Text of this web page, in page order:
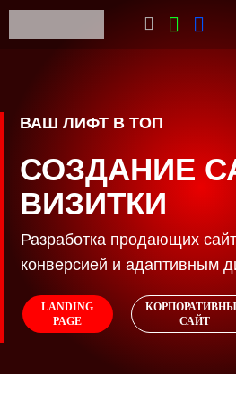
ВАШ ЛИФТ В ТОП
СОЗДАНИЕ
ВИЗИТКИ
Разработка продающих
конверсией и адаптивным
LANDING
PAGE
САЙТ